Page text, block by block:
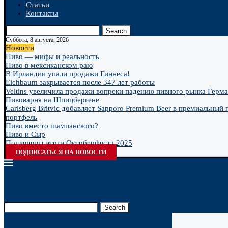
Статьи
Контакты
Search
Суббота, 8 августа, 2026
Новости
Пиво — мифы и реальность
Пиво в мексиканском раю
В Ирландии упали продажи Гиннеса!
Eichbaum закрывается после 347 лет работы
Veltins увеличила продажи вопреки падению пивного рынка
Пивоварня на Шпицбергене
Carlsberg Britvic добавляет Sapporo Premium Beer в премиальный
портфель
Пиво вместо шампанского?
Пиво и Сыр
Подведены итоги Октоберфеста 2025
ПОДПИСАТЬСЯ НА НОВОСТИ
Search